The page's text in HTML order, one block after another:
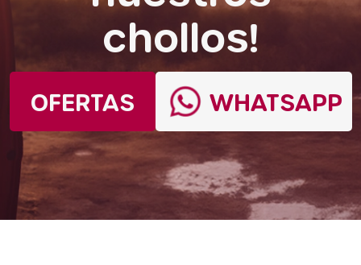
chollos!
OFERTAS WHATSAPP